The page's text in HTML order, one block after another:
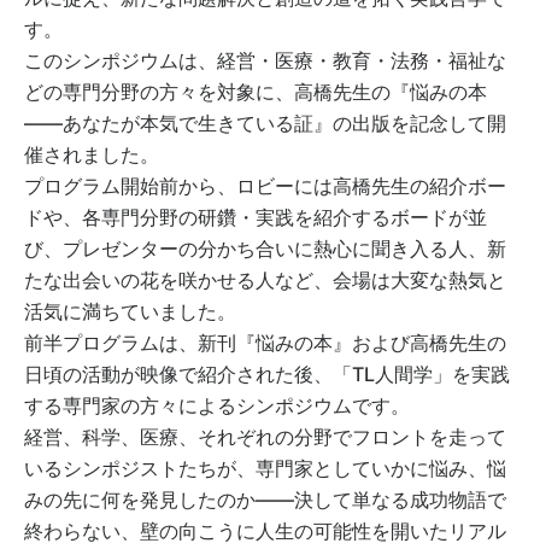
す。
このシンポジウムは、経営・医療・教育・法務・福祉な
どの専門分野の方々を対象に、高橋先生の『悩みの本
――あなたが本気で生きている証』の出版を記念して開
催されました。
プログラム開始前から、ロビーには高橋先生の紹介ボー
ドや、各専門分野の研鑽・実践を紹介するボードが並
び、プレゼンターの分かち合いに熱心に聞き入る人、新
たな出会いの花を咲かせる人など、会場は大変な熱気と
活気に満ちていました。
前半プログラムは、新刊『悩みの本』および高橋先生の
日頃の活動が映像で紹介された後、「TL人間学」を実践
する専門家の方々によるシンポジウムです。
経営、科学、医療、それぞれの分野でフロントを走って
いるシンポジストたちが、専門家としていかに悩み、悩
みの先に何を発見したのか――決して単なる成功物語で
終わらない、壁の向こうに人生の可能性を開いたリアル